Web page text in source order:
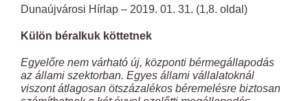
Dunaújvárosi Hírlap – 2019. 01. 31. (1,8. oldal)
Külön béralkuk köttetnek
Egyelőre nem várható új, központi bérmegállapodás
az állami szektorban. Egyes állami vállalatoknál
viszont átlagosan ötszázalékos béremelésre biztosan